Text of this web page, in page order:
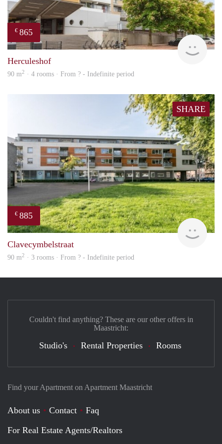
€ 865
Herculeshof
90 m2 · 4 rooms · From ? - Indefinite period
SHARE
€ 885
Clavecymbelstraat
90 m2 · 3 rooms · From ? - Indefinite period
Find your Apartment on Apartment Maastricht
About us Contact
Faq
For Real Estate Agents/Realtors
Couldn't find anything? These are our other offers in
Maastricht:
Studio's Rental Properties Rooms